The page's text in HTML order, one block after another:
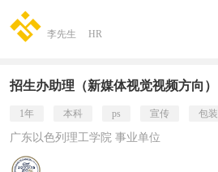
李先生 HR
招生办助理（新媒体视觉视频方向）
1年 本科 ps 宣传 包装
广东以色列理工学院 事业单位